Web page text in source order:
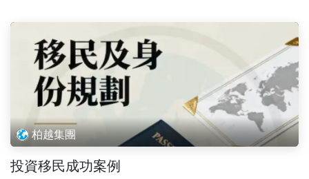
柏越集團
投資移民成功案例